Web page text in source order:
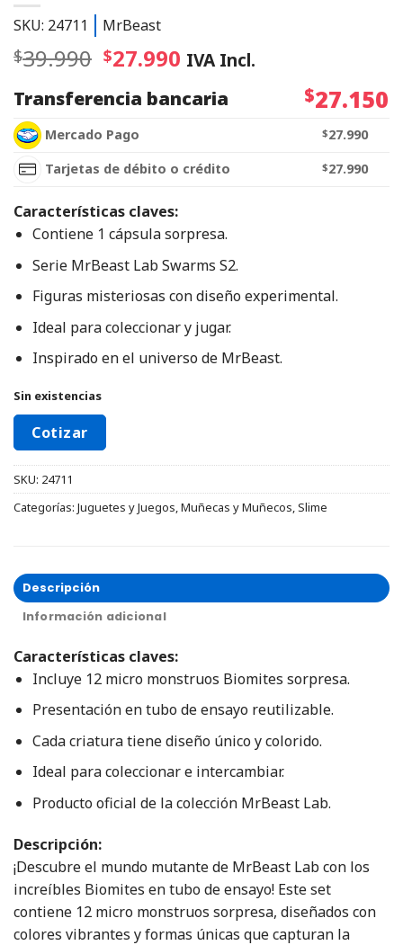
SKU: 24711 MrBeast
$39.990 $27.990 IVA Incl.
Transferencia bancaria
$27.150
Mercado Pago $27.990
Tarjetas de débito o crédito
$27.990
Características claves:
Contiene 1 cápsula sorpresa.
Serie MrBeast Lab Swarms S2.
Figuras misteriosas con diseño experimental.
Ideal para coleccionar y jugar.
Inspirado en el universo de MrBeast.
Sin existencias
Cotizar
SKU: 24711
Categorías: Juguetes y Juegos,Muñecas y Muñecos,Slime
Descripción
Información adicional
Características claves:
Incluye 12 micro monstruos Biomites sorpresa.
Presentación en tubo de ensayo reutilizable.
Cada criatura tiene diseño único y colorido.
Ideal para coleccionar e intercambiar.
Producto oficial de la colección MrBeast Lab.
Descripción:
¡Descubre el mundo mutante de MrBeast Lab con los
increíbles Biomites en tubo de ensayo! Este set
contiene 12 micro monstruos sorpresa, diseñados con
colores vibrantes y formas únicas que capturan la